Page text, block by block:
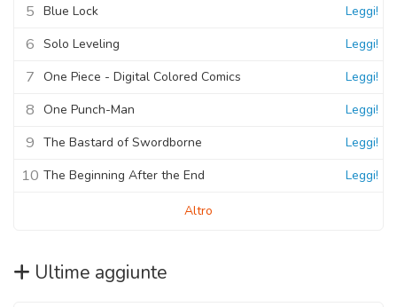
5 Blue Lock Leggi!
6 Solo Leveling Leggi!
7 One Piece - Digital Colored Comics Leggi!
8 One Punch-Man Leggi!
9 The Bastard of Swordborne Leggi!
10 The Beginning After the End Leggi!
Altro
Ultime aggiunte